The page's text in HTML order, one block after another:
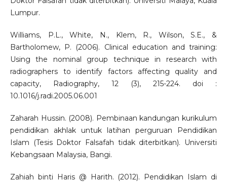
Lumpur.
Williams, P.L., White, N., Klem, R., Wilson, S.E., &
Bartholomew, P. (2006). Clinical education and training:
Using the nominal group technique in research with
radiographers to identify factors affecting quality and
capacity, Radiography, 12 (3), 215-224. doi :
10.1016/j.radi.2005.06.001
Zaharah Hussin. (2008). Pembinaan kandungan kurikulum
pendidikan akhlak untuk latihan perguruan Pendidikan
Islam (Tesis Doktor Falsafah tidak diterbitkan). Universiti
Kebangsaan Malaysia, Bangi.
Zahiah binti Haris @ Harith. (2012). Pendidikan Islam di